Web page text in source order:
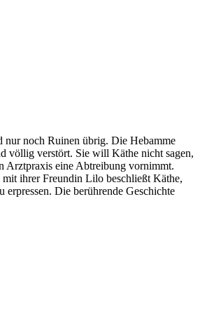
nur noch Ruinen übrig. Die Hebamme
völlig verstört. Sie will Käthe nicht sagen,
Arztpraxis eine Abtreibung vornimmt.
mit ihrer Freundin Lilo beschließt Käthe,
Die berührende Geschichte